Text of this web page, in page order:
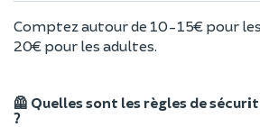
Comptez autour de 10-15€ pour
20€ pour les adultes.
🦺 Quelles sont les règles de
?